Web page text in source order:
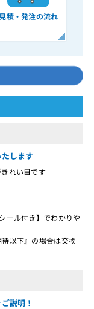
見積・発注の流れ
します
れい目です
ール付き】でわかりや
以下』の場合は交換
説明！